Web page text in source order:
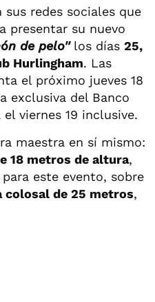
sus redes sociales que
presentar su nuevo
de pelo'' los días 25,
Hurlingham. Las
el próximo jueves 18
exclusiva del Banco
viernes 19 inclusive.
maestra en sí mismo:
18 metros de altura,
este evento, sobre
de 25 metros,